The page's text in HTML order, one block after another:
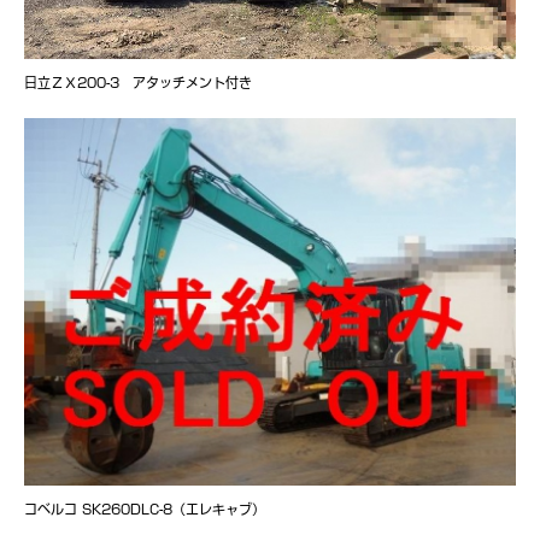
日立ＺＸ200-3 アタッチメント付き
コベルコ SK260DLC-8（エレキャブ）